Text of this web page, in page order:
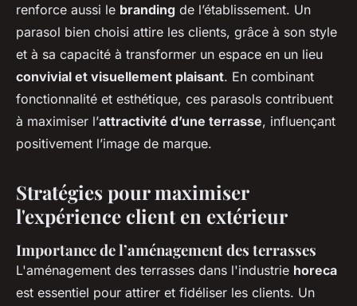
renforce aussi le branding de l’établissement. Un
parasol bien choisi attire les clients, grâce à son style
et à sa capacité à transformer un espace en un lieu
convivial et visuellement plaisant. En combinant
fonctionnalité et esthétique, ces parasols contribuent
à maximiser l’attractivité d’une terrasse, influençant
positivement l’image de marque.
Stratégies pour maximiser
l'expérience client en extérieur
Importance de l’aménagement des terrasses
L'aménagement des terrasses dans l'industrie horeca
est essentiel pour attirer et fidéliser les clients. Un